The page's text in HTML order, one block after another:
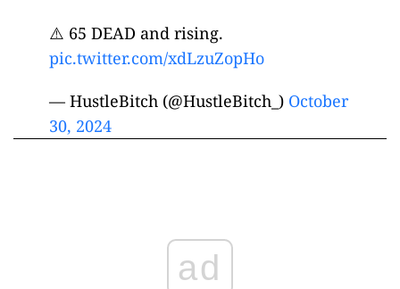
⚠️ 65 DEAD and rising.
pic.twitter.com/xdLzuZopHo
— HustleBitch (@HustleBitch_) October
30, 2024
ad